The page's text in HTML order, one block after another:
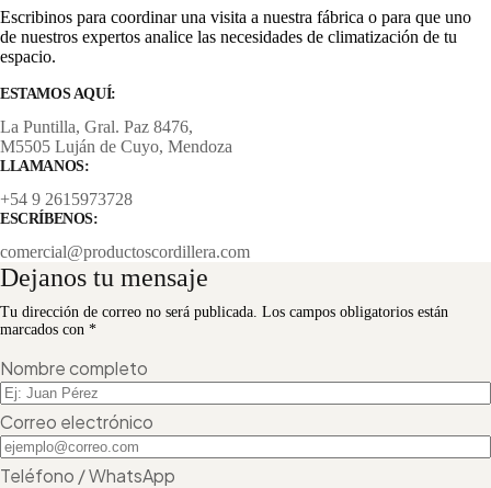
Escribinos para coordinar una visita a nuestra fábrica o para que uno
de nuestros expertos analice las necesidades de climatización de tu
espacio.
ESTAMOS AQUÍ:
La Puntilla, Gral. Paz 8476,
M5505 Luján de Cuyo, Mendoza
LLAMANOS:
+54 9 2615973728
ESCRÍBENOS:
comercial@productoscordillera.com
Dejanos tu mensaje
Tu dirección de correo no será publicada. Los campos obligatorios están
marcados con *
Nombre completo
Correo electrónico
Teléfono / WhatsApp